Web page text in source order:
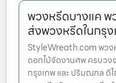
พวงหรีดบางแค พ
ส่งพวงหรีดในกรุ
StyleWreath.com พวง
ดอกไม้จัดงานศพ ครบวง
กรุงเทพ และ ปริมณฑล ดี